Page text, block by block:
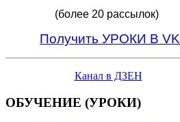
(более 20 рассылок)
Получить УРОКИ В VK
Канал в ДЗЕН
ОБУЧЕНИЕ (УРОКИ)